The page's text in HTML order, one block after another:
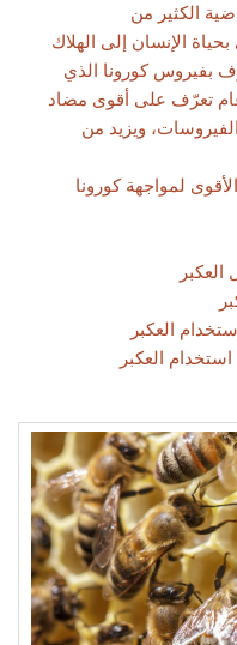
الكثير من
الإنسان إلى الهلاك
بفيروس كورونا الذي
عام تعرّف على أقوى مضاد
ويزيد من
لمواجهة كورونا
العكبر
العكبر
العكبر